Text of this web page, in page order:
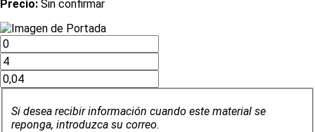
Precio: Sin confirmar
Si desea recibir información cuando este material se
reponga, introduzca su correo.